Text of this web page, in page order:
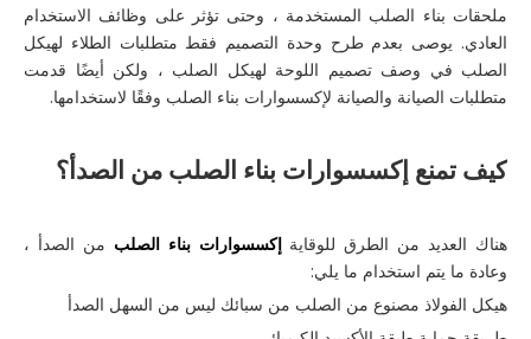
ملحقات بناء الصلب المستخدمة ، وحتى تؤثر على وظائف الاستخدام
العادي. يوصى بعدم طرح وحدة التصميم فقط متطلبات الطلاء لهيكل
الصلب في وصف تصميم اللوحة لهيكل الصلب ، ولكن أيضًا قدمت
متطلبات الصيانة والصيانة لإكسسوارات بناء الصلب وفقًا لاستخدامها.
كيف تمنع إكسسوارات بناء الصلب من الصدأ؟
هناك العديد من الطرق للوقاية إكسسوارات بناء الصلب من الصدأ ،
وعادة ما يتم استخدام ما يلي:
هيكل الفولاذ مصنوع من الصلب من سبائك ليس من السهل الصدأ